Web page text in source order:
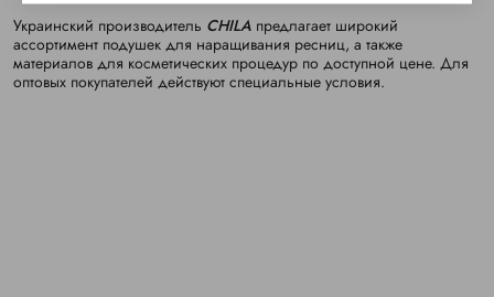
Украинский производитель CHILA предлагает широкий
ассортимент подушек для наращивания ресниц, а также
материалов для косметических процедур по доступной цене. Для
оптовых покупателей действуют специальные условия.